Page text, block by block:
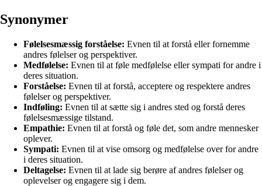
Synonymer
Følelsesmæssig forståelse: Evnen til at forstå eller fornemme
andres følelser og perspektiver.
Medfølelse: Evnen til at føle medfølelse eller sympati for andre i
deres situation.
Forståelse: Evnen til at forstå, acceptere og respektere andres
følelser og perspektiver.
Indføling: Evnen til at sætte sig i andres sted og forstå deres
følelsesmæssige tilstand.
Empathie: Evnen til at forstå og føle det, som andre mennesker
oplever.
Sympati: Evnen til at vise omsorg og medfølelse over for andre
i deres situation.
Deltagelse: Evnen til at lade sig berøre af andres følelser og
oplevelser og engagere sig i dem.